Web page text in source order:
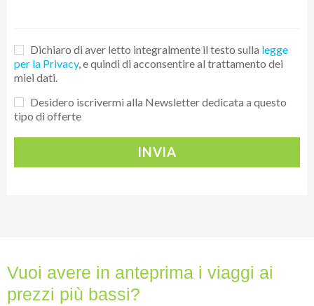
Dichiaro di aver letto integralmente il testo sulla legge
per la Privacy, e quindi di acconsentire al trattamento dei
miei dati.
Desidero iscrivermi alla Newsletter dedicata a questo
tipo di offerte
INVIA
Vuoi avere in anteprima i viaggi ai
prezzi più bassi?